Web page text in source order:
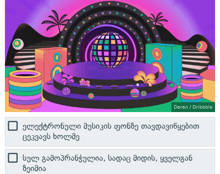
Daran / Dribbble
ელექტრონული მუსიკის ფონზე თავდავიწყებით
ცეკვავს ხოლმე
სულ გამოპრანჭულია, სადაც მიდის, ყველგან
ზეიმია